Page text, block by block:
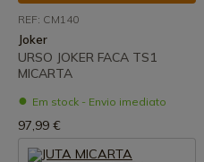
REF: CM140
Joker
URSO JOKER FACA TS1
MICARTA
Em stock - Envio imediato
97,99 €